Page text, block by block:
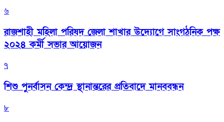
৬
রাজশাহী মহিলা পরিষদ জেলা শাখার উদ্যোগে সাংগঠনিক পক্ষ
২০২৪ কর্মী সভার আয়োজন
৭
শিশু পুনর্বাসন কেন্দ্র স্থানান্তরের প্রতিবাদে মানববন্ধন
৮